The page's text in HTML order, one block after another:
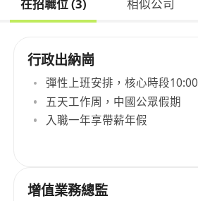
在招職位 (3) 相似公司
行政出納崗
彈性上班安排，核心時段
五天工作周，中國公眾假期
入職一年享帶薪年假
增值業務總監